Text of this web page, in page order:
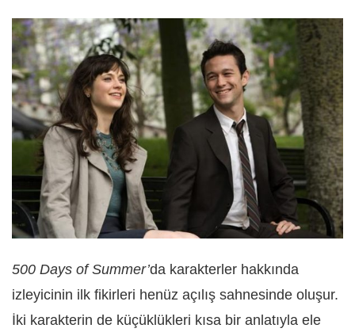
500 Days of Summer’da karakterler hakkında
izleyicinin ilk fikirleri henüz açılış sahnesinde oluşur.
İki karakterin de küçüklükleri kısa bir anlatıyla ele